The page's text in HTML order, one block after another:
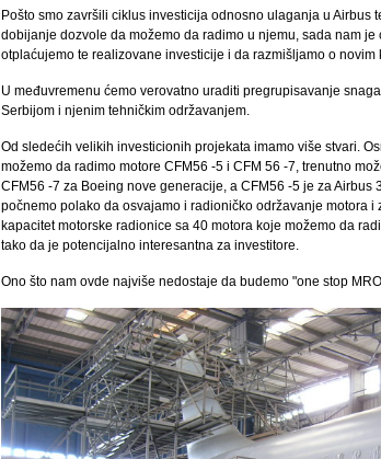
Pošto smo završili ciklus investicija odnosno ulaganja u
dobijanje dozvole da možemo da radimo u njemu, sada nam
otplaćujemo te realizovane investicije i da razmišljamo o novim
U međuvremenu ćemo verovatno uraditi pregrupisavanje
Serbijom i njenim tehničkim održavanjem.
Od sledećih velikih investicionih projekata imamo više stvari.
možemo da radimo motore CFM56 -5 i CFM 56 -7, trenutno
CFM56 -7 za Boeing nove generacije, a CFM56 -5 je za
počnemo polako da osvajamo i radioničko održavanje motora
kapacitet motorske radionice sa 40 motora koje možemo da
tako da je potencijalno interesantna za investitore.
Ono što nam ovde najviše nedostaje da budemo "one stop